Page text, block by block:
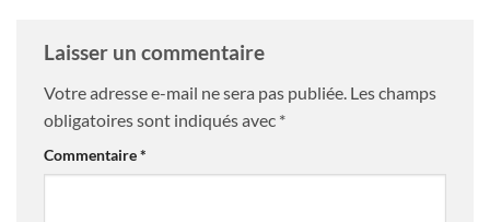
Laisser un commentaire
Votre adresse e-mail ne sera pas publiée. Les champs
obligatoires sont indiqués avec *
Commentaire*